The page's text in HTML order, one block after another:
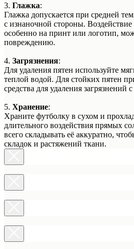
3. Глажка:
Глажка допускается при средней
с изнаночной стороны.
особенно на принт или логотип,
повреждению.
4. Загрязнения:
Для удаления пятен используйте
теплой водой. Для стойких пятен
средства для удаления загрязнений
5. Хранение:
Храните футболку в сухом и
длительного воздействия прямых
всего складывать её аккуратно,
складок и растяжений ткани.